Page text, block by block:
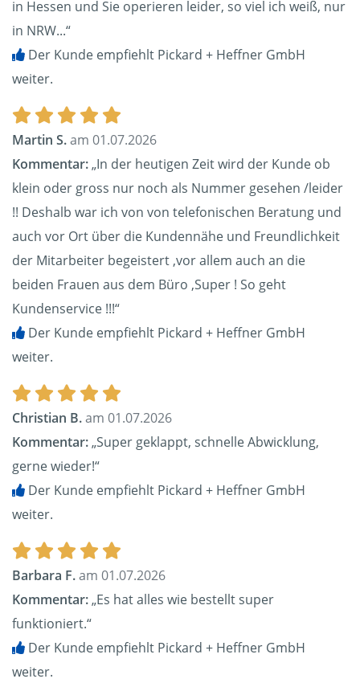
in Hessen und Sie operieren leider, so viel ich weiß, nur
in NRW...“
Der Kunde empfiehlt Pickard + Heffner GmbH
weiter.
Martin S.am 01.07.2026
Kommentar:„In der heutigen Zeit wird der Kunde ob
klein oder gross nur noch als Nummer gesehen /leider
!! Deshalb war ich von von telefonischen Beratung und
auch vor Ort über die Kundennähe und Freundlichkeit
der Mitarbeiter begeistert ,vor allem auch an die
beiden Frauen aus dem Büro ,Super ! So geht
Kundenservice !!!“
Der Kunde empfiehlt Pickard + Heffner GmbH
weiter.
Christian B.am 01.07.2026
Kommentar:„Super geklappt, schnelle Abwicklung,
gerne wieder!“
Der Kunde empfiehlt Pickard + Heffner GmbH
weiter.
Barbara F.am 01.07.2026
Kommentar:„Es hat alles wie bestellt super
funktioniert.“
Der Kunde empfiehlt Pickard + Heffner GmbH
weiter.